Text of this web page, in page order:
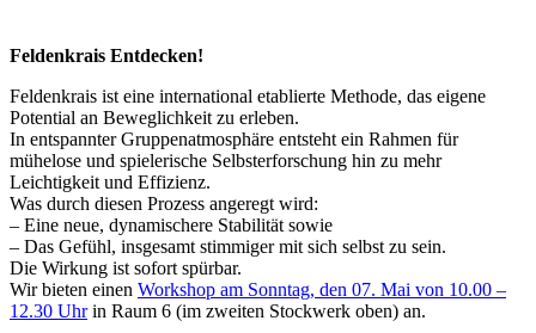
Feldenkrais Entdecken!
Feldenkrais ist eine international etablierte Methode, das eigene
Potential an Beweglichkeit zu erleben.
In entspannter Gruppenatmosphäre entsteht ein Rahmen für
mühelose und spielerische Selbsterforschung hin zu mehr
Leichtigkeit und Effizienz.
Was durch diesen Prozess angeregt wird:
– Eine neue, dynamischere Stabilität sowie
– Das Gefühl, insgesamt stimmiger mit sich selbst zu sein.
Die Wirkung ist sofort spürbar.
Wir bieten einen Workshop am Sonntag, den 07. Mai von 10.00 –
12.30 Uhrin Raum 6 (im zweiten Stockwerk oben) an.